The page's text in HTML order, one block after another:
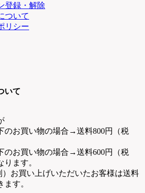
登録・解除
ついて
リシー
いて
のお買い物の場合→送料800円（税
のお買い物の場合→送料600円（税
ます。
）お買い上げいただいたお客様は送料
す。